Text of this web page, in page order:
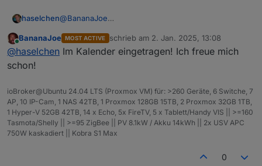
haselchen@BananaJoe
@Samson71
@wendy2702
Soooo, im Neuen Jahr zur späten Stunde noch eine
Info.
https://www.thaers.de/
Online
BananaJoe MOST ACTIVE schrieb am 2. Jan. 2025, 13:08
zuletzt editiert von
@haselchen Im Kalender eingetragen! Ich freue mich
schon!
ioBroker@Ubuntu 24.04 LTS (Proxmox VM) für: >260 Geräte, 6 Switche, 7
AP, 10 IP-Cam, 1 NAS 42TB, 1 Proxmox 128GB 15TB, 2 Proxmox 32GB 1TB,
1 Hyper-V 52GB 42TB, 14 x Echo, 5x FireTV, 5 x Tablett/Handy VIS || >=160
Tasmota/Shelly || >=95 ZigBee || PV 8.1kW / Akku 14kWh || 2x USV APC
750W kaskadiert || Kobra S1 Max
0